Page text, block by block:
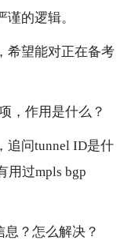
的逻辑。
希望能对正在备考
，作用是什么？
追问tunnel ID是什
用过mpls bgp
息？怎么解决？